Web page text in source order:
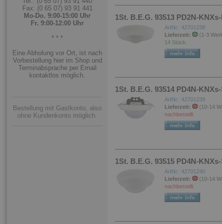
Fax: (0 65 07) 93 91 441
Mo-Do. 9:00-15:00 Uhr
Fr. 9:00-12:00 Uhr
* * *
Eine Abholung vor Ort, ist nach
Vorbestellung hier im Shop und
Terminabsprache per Email
kontaktlos möglich.
Bestellung mit Gastkonto, also
ohne Kundenkonto möglich.
1St. B.E.G. 93513 PD2N-
ArtNr.: 42701238
Lieferzeit:
(1-3
14 Stück.
1St. B.E.G. 93514 PD4N-
ArtNr.: 42701239
Lieferzeit:
(10-14
nachbestellt
1St. B.E.G. 93515 PD4N-
ArtNr.: 42701240
Lieferzeit:
(10-14
nachbestellt